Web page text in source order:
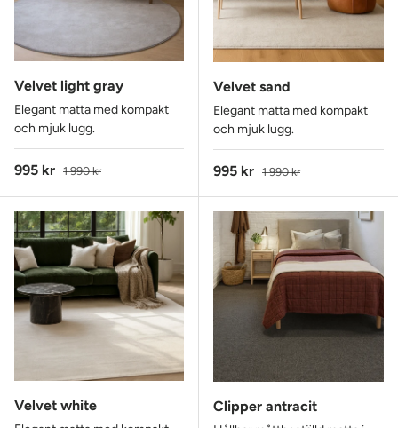
Velvet light gray
Elegant matta med kompakt
och mjuk lugg.
Reapris
995 kr Ordinarie pris
1 990 kr
Velvet sand
Elegant matta med kompakt
och mjuk lugg.
Reapris
995 kr Ordinarie pris
1 990 kr
Velvet white Clipper antracit